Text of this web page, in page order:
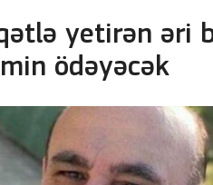
yetirən əri
min ödəyəcək